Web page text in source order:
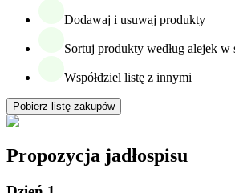
Dodawaj i usuwaj produkty
Sortuj produkty według alejek w
Współdziel listę z innymi
Pobierz listę zakupów
Propozycja jadłospisu